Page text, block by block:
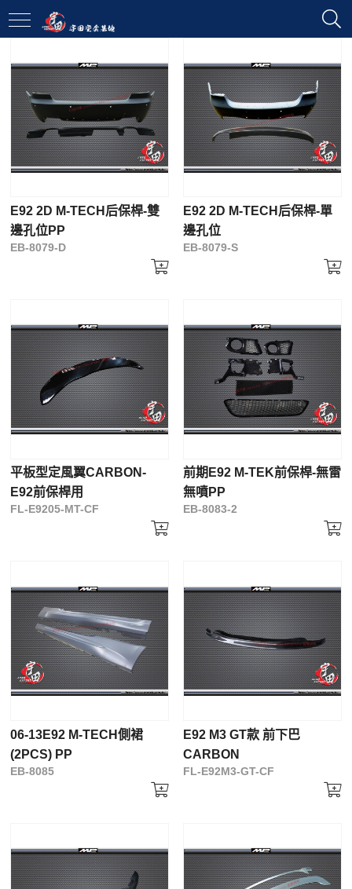
E92 2D M-TECH后保桿-雙
邊孔位PP
EB-8079-D
E92 2D M-TECH后保桿-單
邊孔位
EB-8079-S
平板型定風翼CARBON-
E92前保桿用
FL-E9205-MT-CF
前期E92 M-TEK前保桿-無雷
無噴PP
EB-8083-2
06-13E92 M-TECH側裙
(2PCS) PP
EB-8085
E92 M3 GT款 前下巴
CARBON
FL-E92M3-GT-CF